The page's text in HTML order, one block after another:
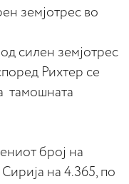
земјотрес во
силен земјотрес
Рихтер се
тамошната
број на
на 4.365, по